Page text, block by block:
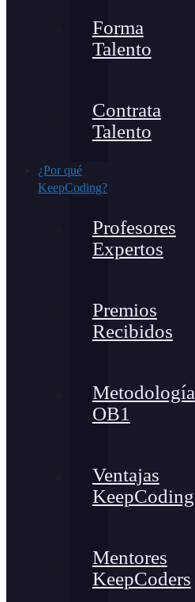
Forma
Talento
Contrata
Talento
¿Por qué
KeepCoding?
Profesores
Expertos
Premios
Recibidos
Metodología
OB1
Ventajas
KeepCoding
Mentores
KeepCoders